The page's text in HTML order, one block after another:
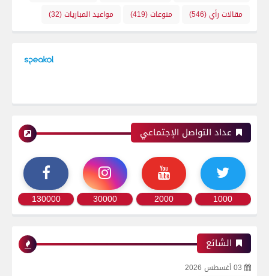
مقالات رأي(546) منوعات(419) مواعيد المباريات(32)
عداد التواصل الإجتماعي
1000
2000
30000
130000
الشائع
03 أغسطس 2026